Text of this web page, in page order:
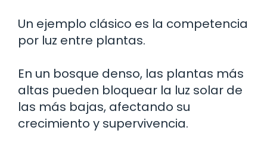
Un ejemplo clásico es la competencia
por luz entre plantas.
En un bosque denso, las plantas más
altas pueden bloquear la luz solar de
las más bajas, afectando su
crecimiento y supervivencia.